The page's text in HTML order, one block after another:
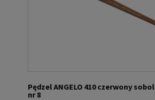
Pędzel ANGELO 410 czerwony sobol
nr 8